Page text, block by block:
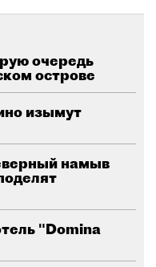
очередь
острове
изымут
намыв
"Domina